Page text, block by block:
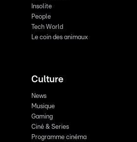
Insolite
People
Tech World
Le coin des animaux
Culture
News
Musique
Gaming
Ciné & Series
Programme cinéma